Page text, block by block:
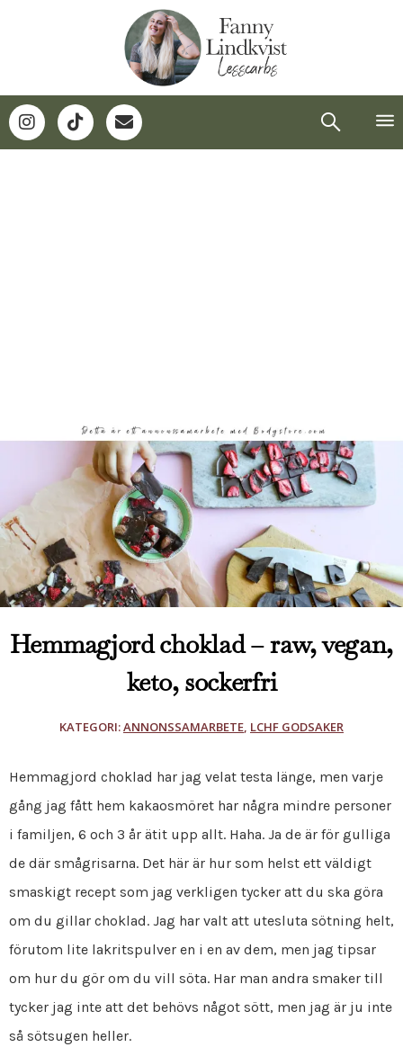
Hemmagjord choklad – raw, vegan,
keto, sockerfri
KATEGORI:ANNONSSAMARBETE, LCHF GODSAKER
Hemmagjord choklad har jag velat testa länge, men varje
gång jag fått hem kakaosmöret har några mindre personer
i familjen, 6 och 3 år ätit upp allt. Haha. Ja de är för gulliga
de där smågrisarna. Det här är hur som helst ett väldigt
smaskigt recept som jag verkligen tycker att du ska göra
om du gillar choklad. Jag har valt att utesluta sötning helt,
förutom lite lakritspulver en i en av dem, men jag tipsar
om hur du gör om du vill söta. Har man andra smaker till
tycker jag inte att det behövs något sött, men jag är ju inte
så sötsugen heller.